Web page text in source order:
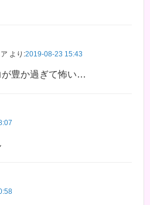
より:2019-08-23 15:43
豊か過ぎて怖い…